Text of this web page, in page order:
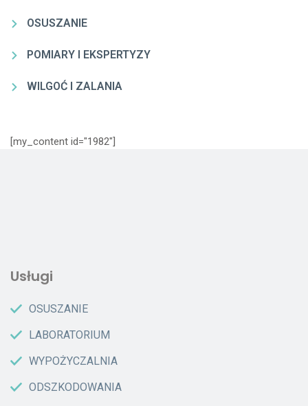
OSUSZANIE
POMIARY I EKSPERTYZY
WILGOĆ I ZALANIA
[my_content id="1982"]
Usługi
OSUSZANIE
LABORATORIUM
WYPOŻYCZALNIA
ODSZKODOWANIA